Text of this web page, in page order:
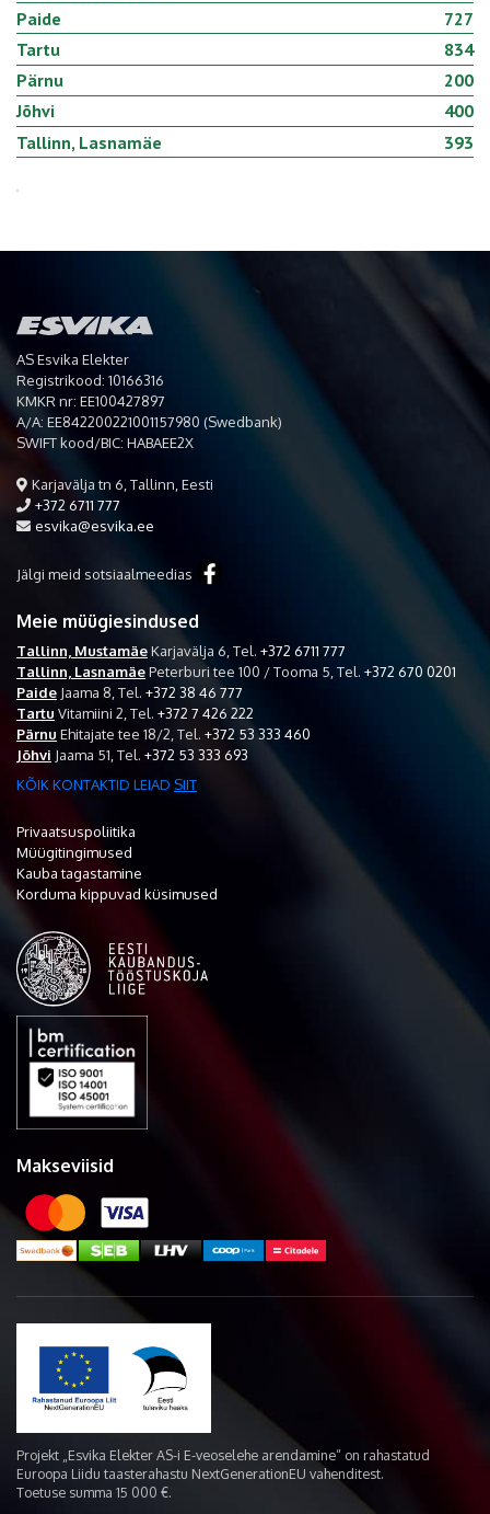
Paide
727
Tartu
834
Pärnu
200
Jõhvi
400
Tallinn, Lasnamäe
393
AS Esvika Elekter
Registrikood: 10166316
KMKR nr: EE100427897
A/A: EE842200221001157980 (Swedbank)
SWIFT kood/BIC: HABAEE2X
Karjavälja tn 6, Tallinn, Eesti
+372 6711 777
esvika@esvika.ee
Jälgi meid sotsiaalmeedias
Meie müügiesindused
Tallinn, MustamäeKarjavälja 6, Tel. +372 6711 777
Tallinn, LasnamäePeterburi tee 100 / Tooma 5, Tel. +372 670 0201
Paide Jaama 8, Tel. +372 38 46 777
Tartu Vitamiini 2, Tel. +372 7 426 222
Pärnu Ehitajate tee 18/2, Tel. +372 53 333 460
Jõhvi Jaama 51, Tel. +372 53 333 693
KÕIK KONTAKTID LEIAD SIIT
Privaatsuspoliitika
Müügitingimused
Kauba tagastamine
Korduma kippuvad küsimused
Makseviisid
Projekt „Esvika Elekter AS-i E-veoselehe arendamine“ on rahastatud
Euroopa Liidu taasterahastu NextGenerationEU vahenditest.
Toetuse summa 15 000 €.